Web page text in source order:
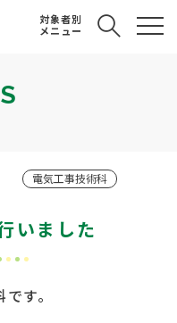
対象者別
メニュー
電気工事技術科
いました
す。